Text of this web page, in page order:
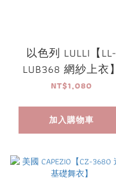
以色列 LULLI【LL-
LUB368 網紗上衣】
NT$1,080
加入購物車